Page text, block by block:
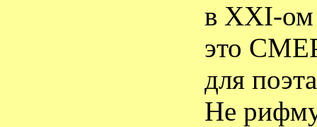
в XXI-ом
это
для
Не